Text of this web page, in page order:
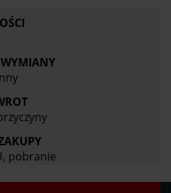
pobranie